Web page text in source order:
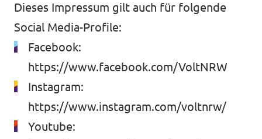
Dieses Impressum gilt auch für folgende
Social Media-Profile:
Facebook:
https://www.facebook.com/VoltNRW
Instagram:
https://www.instagram.com/voltnrw/
Youtube: